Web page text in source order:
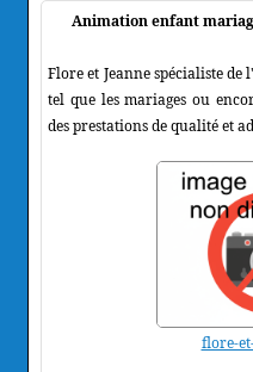
Animation enfant
Flore et Jeanne spécialiste
tel que les mariages ou
des prestations de qualité et
flore-